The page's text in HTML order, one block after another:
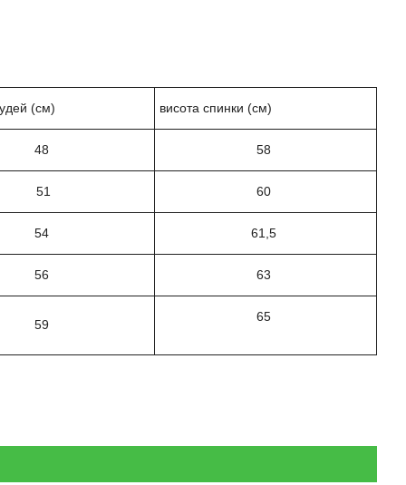
(см) висота спинки (см)
48 58
51 60
54 61,5
56 63
59
65